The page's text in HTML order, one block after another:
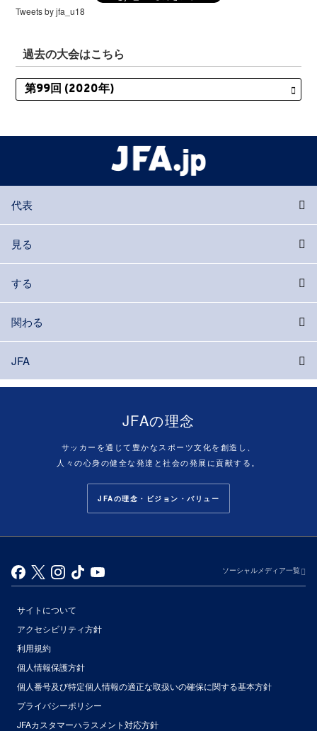
Tweets by jfa_u18
過去の大会はこちら
代表
見る
する
関わる
JFA
JFAの理念
サッカーを通じて豊かなスポーツ文化を創造し、
人々の心身の健全な発達と社会の発展に貢献する。
JFAの理念・ビジョン・バリュー
ソーシャルメディア一覧
サイトについて
アクセシビリティ方針
利用規約
個人情報保護方針
個人番号及び特定個人情報の適正な取扱いの確保に関する基本方針
プライバシーポリシー
JFAカスタマーハラスメント対応方針